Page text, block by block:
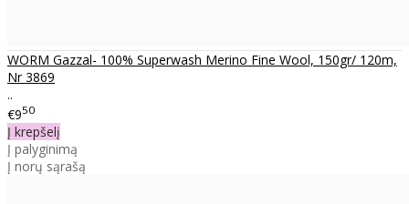
WORM Gazzal- 100% Superwash Merino Fine Wool, 150gr/ 120m,
Nr 3869
..
€950
Į krepšelį
Į palyginimą
Į norų sąrašą